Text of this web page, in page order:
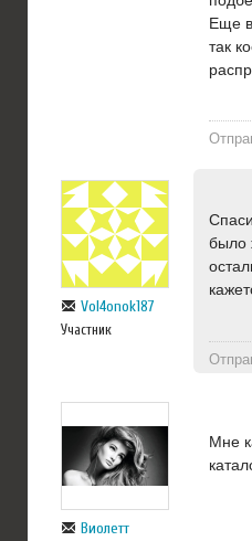
Еще
так
Vol4onok187
Участник
было
Виолетт
Мне